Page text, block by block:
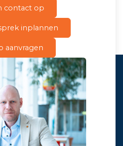
contact op
inplannen
aanvragen